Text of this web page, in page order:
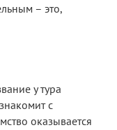
– это,
у тура
с
оказывается